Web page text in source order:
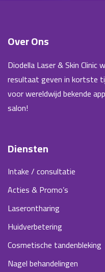
Over Ons
Diodella Laser & Skin
resultaat geven in kortste
voor wereldwijd bekende
salon!
Diensten
Intake / consultatie
Acties & Promo’s
Laserontharing
Huidverbetering
Cosmetische tandenbleking
Nagel behandelingen